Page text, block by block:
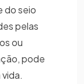
do seio
pelas
ou
pode